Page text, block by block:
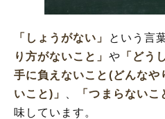
「しょうがない」の英
「しょうがない」 という言
り方がないこと」 や 「どう
手に負えないこと(どんなや
いこと)」
「つまらないこ
味しています。